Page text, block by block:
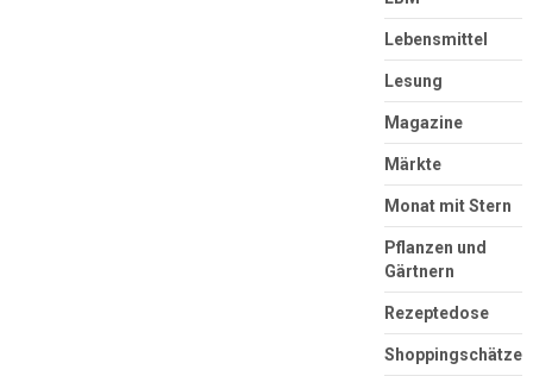
Lebensmittel
Lesung
Magazine
Märkte
Monat mit Stern
Pflanzen und
Gärtnern
Rezeptedose
Shoppingschätze